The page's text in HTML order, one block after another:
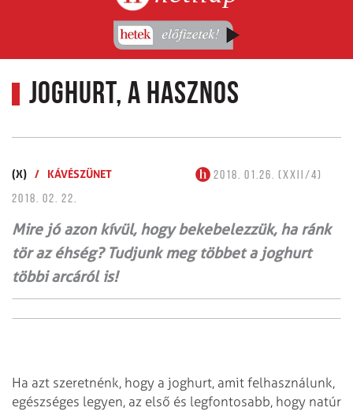
Joghurt, a hasznos
(X) / KÁVÉSZÜNET
2018. 01.26. (XXII/4)
2018. 02. 22.
Mire jó azon kívül, hogy bekebelezzük, ha ránk
tör az éhség? Tudjunk meg többet a joghurt
többi arcáról is!
Ha azt szeretnénk, hogy a joghurt, amit felhasználunk,
egészséges legyen, az első és legfontosabb, hogy natúr